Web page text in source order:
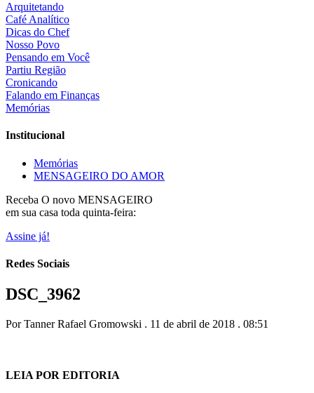
Arquitetando
Café Analítico
Dicas do Chef
Nosso Povo
Pensando em Você
Partiu Região
Cronicando
Falando em Finanças
Memórias
Institucional
Memórias
MENSAGEIRO DO AMOR
Receba O novo MENSAGEIRO
em sua casa toda quinta-feira:
Assine já!
Redes Sociais
DSC_3962
Por Tanner Rafael Gromowski . 11 de abril de 2018 . 08:51
LEIA POR EDITORIA